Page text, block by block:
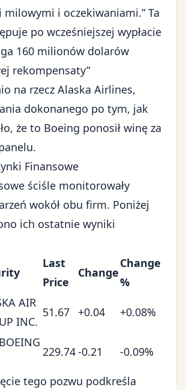
i oczekiwaniami.” Ta
po wcześniejszej wypłacie
160 milionów dolarów
rekompensaty”
na rzecz Alaska Airlines,
dokonanego po tym, jak
że to Boeing ponosił winę za
Finansowe
ściśle monitorowały
wokół obu firm. Poniżej
ich ostatnie wyniki
Last
Price
Change
Change
%
AIR
INC.
51.67 +0.04 +0.08%
229.74-0.21 -0.09%
tego pozwu podkreśla